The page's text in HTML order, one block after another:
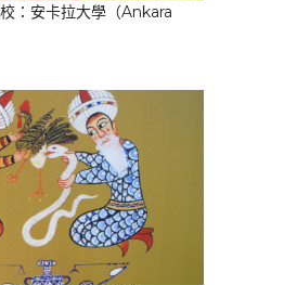
：安卡拉大學（Ankara